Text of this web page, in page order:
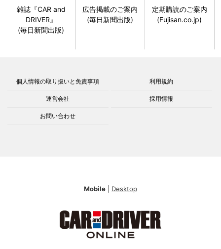
雑誌『CAR and
DRIVER』
(毎日新聞出版)
広告掲載のご案内
(毎日新聞出版)
定期購読のご案内
(Fujisan.co.jp)
個人情報の取り扱いと免責事項 利用規約
運営会社 採用情報
お問い合わせ
Mobile Desktop